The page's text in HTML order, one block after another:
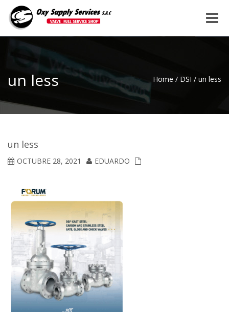
Toggle
un less Home / DSI / un less
un less
OCTUBRE 28, 2021 EDUARDO